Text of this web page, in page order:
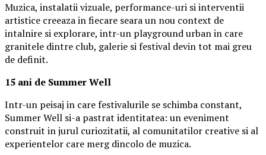
Muzica, instalatii vizuale, performance-uri si interventii
artistice creeaza in fiecare seara un nou context de
intalnire si explorare, intr-un playground urban in care
granitele dintre club, galerie si festival devin tot mai greu
de definit.
15 ani de Summer Well
Intr-un peisaj in care festivalurile se schimba constant,
Summer Well si-a pastrat identitatea: un eveniment
construit in jurul curiozitatii, al comunitatilor creative si al
experientelor care merg dincolo de muzica.